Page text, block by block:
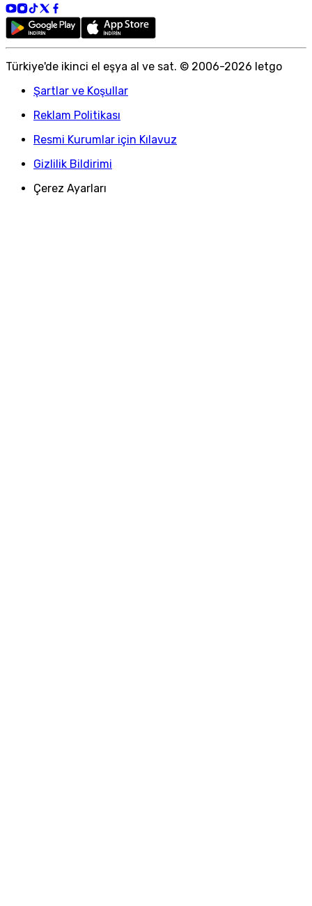
Türkiye'de ikinci el eşya al ve sat. © 2006-2026 letgo
Şartlar ve Koşullar
Reklam Politikası
Resmi Kurumlar için Kılavuz
Gizlilik Bildirimi
Çerez Ayarları